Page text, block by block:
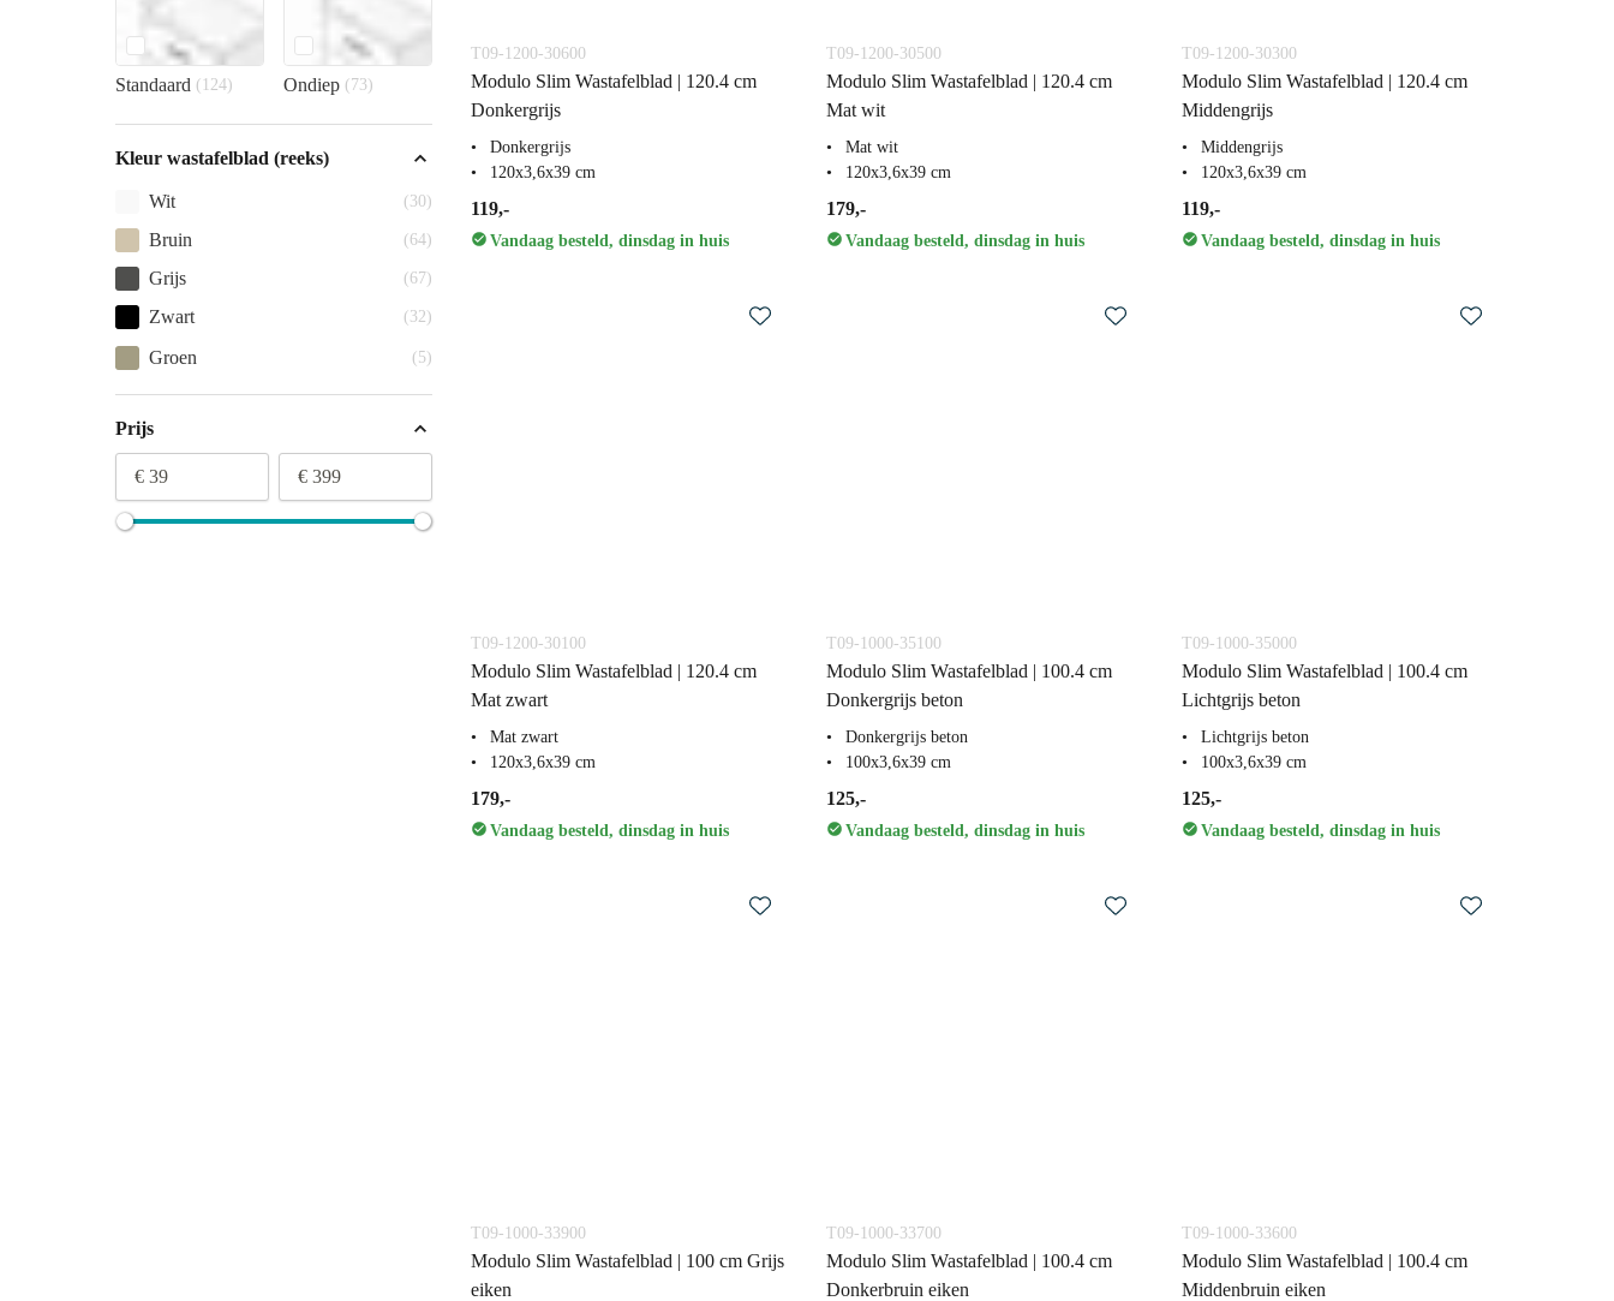
Standaard (124) Ondiep (73)
Kleur wastafelblad (reeks)
Wit (30)
Bruin (64)
Grijs (67)
Zwart (32)
Groen (5)
Prijs
€ 39 € 399
T09-1200-30600
Modulo Slim Wastafelblad | 120.4 cm
Donkergrijs
Donkergrijs
120x3,6x39 cm
119,-
Vandaag besteld, dinsdag in huis
T09-1200-30500
Modulo Slim Wastafelblad | 120.4 cm
Mat wit
Mat wit
120x3,6x39 cm
179,-
Vandaag besteld, dinsdag in huis
T09-1200-30300
Modulo Slim Wastafelblad | 120.4 cm
Middengrijs
Middengrijs
120x3,6x39 cm
119,-
Vandaag besteld, dinsdag in huis
T09-1200-30100
Modulo Slim Wastafelblad | 120.4 cm
Mat zwart
Mat zwart
120x3,6x39 cm
179,-
Vandaag besteld, dinsdag in huis
T09-1000-35100
Modulo Slim Wastafelblad | 100.4 cm
Donkergrijs beton
Donkergrijs beton
100x3,6x39 cm
125,-
Vandaag besteld, dinsdag in huis
T09-1000-35000
Modulo Slim Wastafelblad | 100.4 cm
Lichtgrijs beton
Lichtgrijs beton
100x3,6x39 cm
125,-
Vandaag besteld, dinsdag in huis
T09-1000-33900
Modulo Slim Wastafelblad | 100 cm Grijs
eiken
T09-1000-33700
Modulo Slim Wastafelblad | 100.4 cm
Donkerbruin eiken
T09-1000-33600
Modulo Slim Wastafelblad | 100.4 cm
Middenbruin eiken